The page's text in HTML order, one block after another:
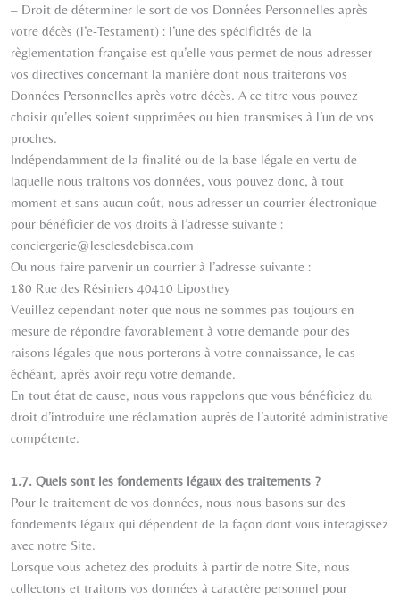
– Droit de déterminer le sort de vos Données Personnelles après
votre décès (l’e-Testament) : l’une des spécificités de la
règlementation française est qu’elle vous permet de nous adresser
vos directives concernant la manière dont nous traiterons vos
Données Personnelles après votre décès. A ce titre vous pouvez
choisir qu’elles soient supprimées ou bien transmises à l’un de vos
proches.
Indépendamment de la finalité ou de la base légale en vertu de
laquelle nous traitons vos données, vous pouvez donc, à tout
moment et sans aucun coût, nous adresser un courrier électronique
pour bénéficier de vos droits à l’adresse suivante :
conciergerie@lesclesdebisca.com
Ou nous faire parvenir un courrier à l’adresse suivante :
180 Rue des Résiniers 40410 Liposthey
Veuillez cependant noter que nous ne sommes pas toujours en
mesure de répondre favorablement à votre demande pour des
raisons légales que nous porterons à votre connaissance, le cas
échéant, après avoir reçu votre demande.
En tout état de cause, nous vous rappelons que vous bénéficiez du
droit d’introduire une réclamation auprès de l’autorité administrative
compétente.
1.7. Quels sont les fondements légaux des traitements ?
Pour le traitement de vos données, nous nous basons sur des
fondements légaux qui dépendent de la façon dont vous interagissez
avec notre Site.
Lorsque vous achetez des produits à partir de notre Site, nous
collectons et traitons vos données à caractère personnel pour